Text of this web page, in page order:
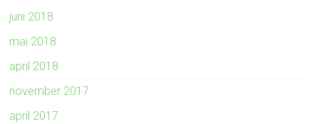
juni 2018
mai 2018
april 2018
november 2017
april 2017